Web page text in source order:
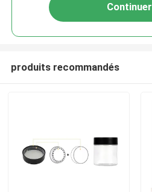
Continuer
produits recommandés